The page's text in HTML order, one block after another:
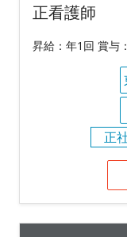
正看護師
昇給：年1回 賞与
正